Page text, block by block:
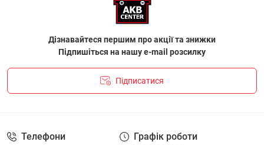
Дізнавайтеся першим про акції та знижки
Підпишіться на нашу e-mail розсилку
Підписатися
Телефони Графік роботи